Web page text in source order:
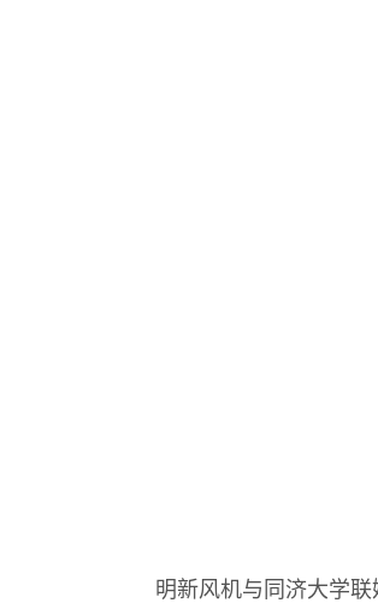
明新风机与同济大学